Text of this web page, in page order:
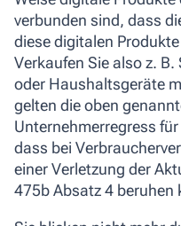
verbunden sind, dass
diese digitalen
Verkaufen Sie also z.
oder Haushaltsgeräte
gelten die oben
Unternehmerregress
dass bei
einer Verletzung der
475b Absatz 4 beruhen